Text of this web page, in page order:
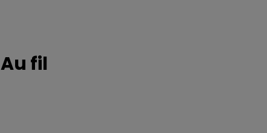
Au fil